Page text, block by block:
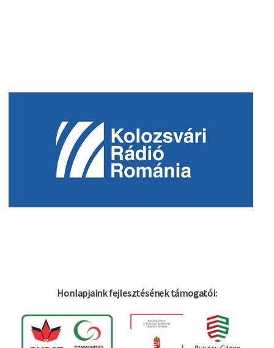
Honlapjaink fejlesztésének támogatói: